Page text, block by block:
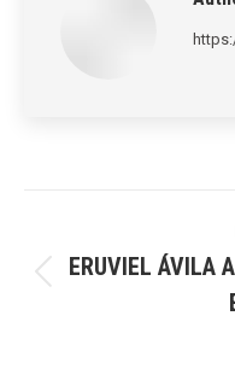
ERUVIEL ÁVILA